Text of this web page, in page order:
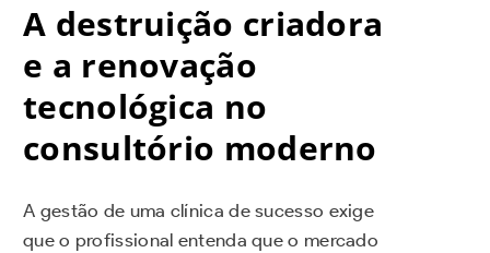
A destruição criadora
e a renovação
tecnológica no
consultório moderno
A gestão de uma clínica de sucesso exige
que o profissional entenda que o mercado